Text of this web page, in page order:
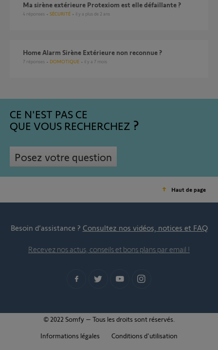
Ma sirène extérieure Protexiom est elle défaillante ?
4 réponses SÉCURITÉ il y a plus de 2 ans
Home Alarm Sirène Extérieure non reconnue ?
7 réponses DOMOTIQUE il y a 7 mois
CE N'EST PAS CE
QUE VOUS RECHERCHEZ
Posez votre question
Haut de page
Besoin d’assistance ? Consultez nos vidéos, notices et FAQ
Recevez nos actus, conseils et bons plans par email !
© 2022 Somfy – Tous les droits sont réservés.
Informations légales
Conditions d'utilisation